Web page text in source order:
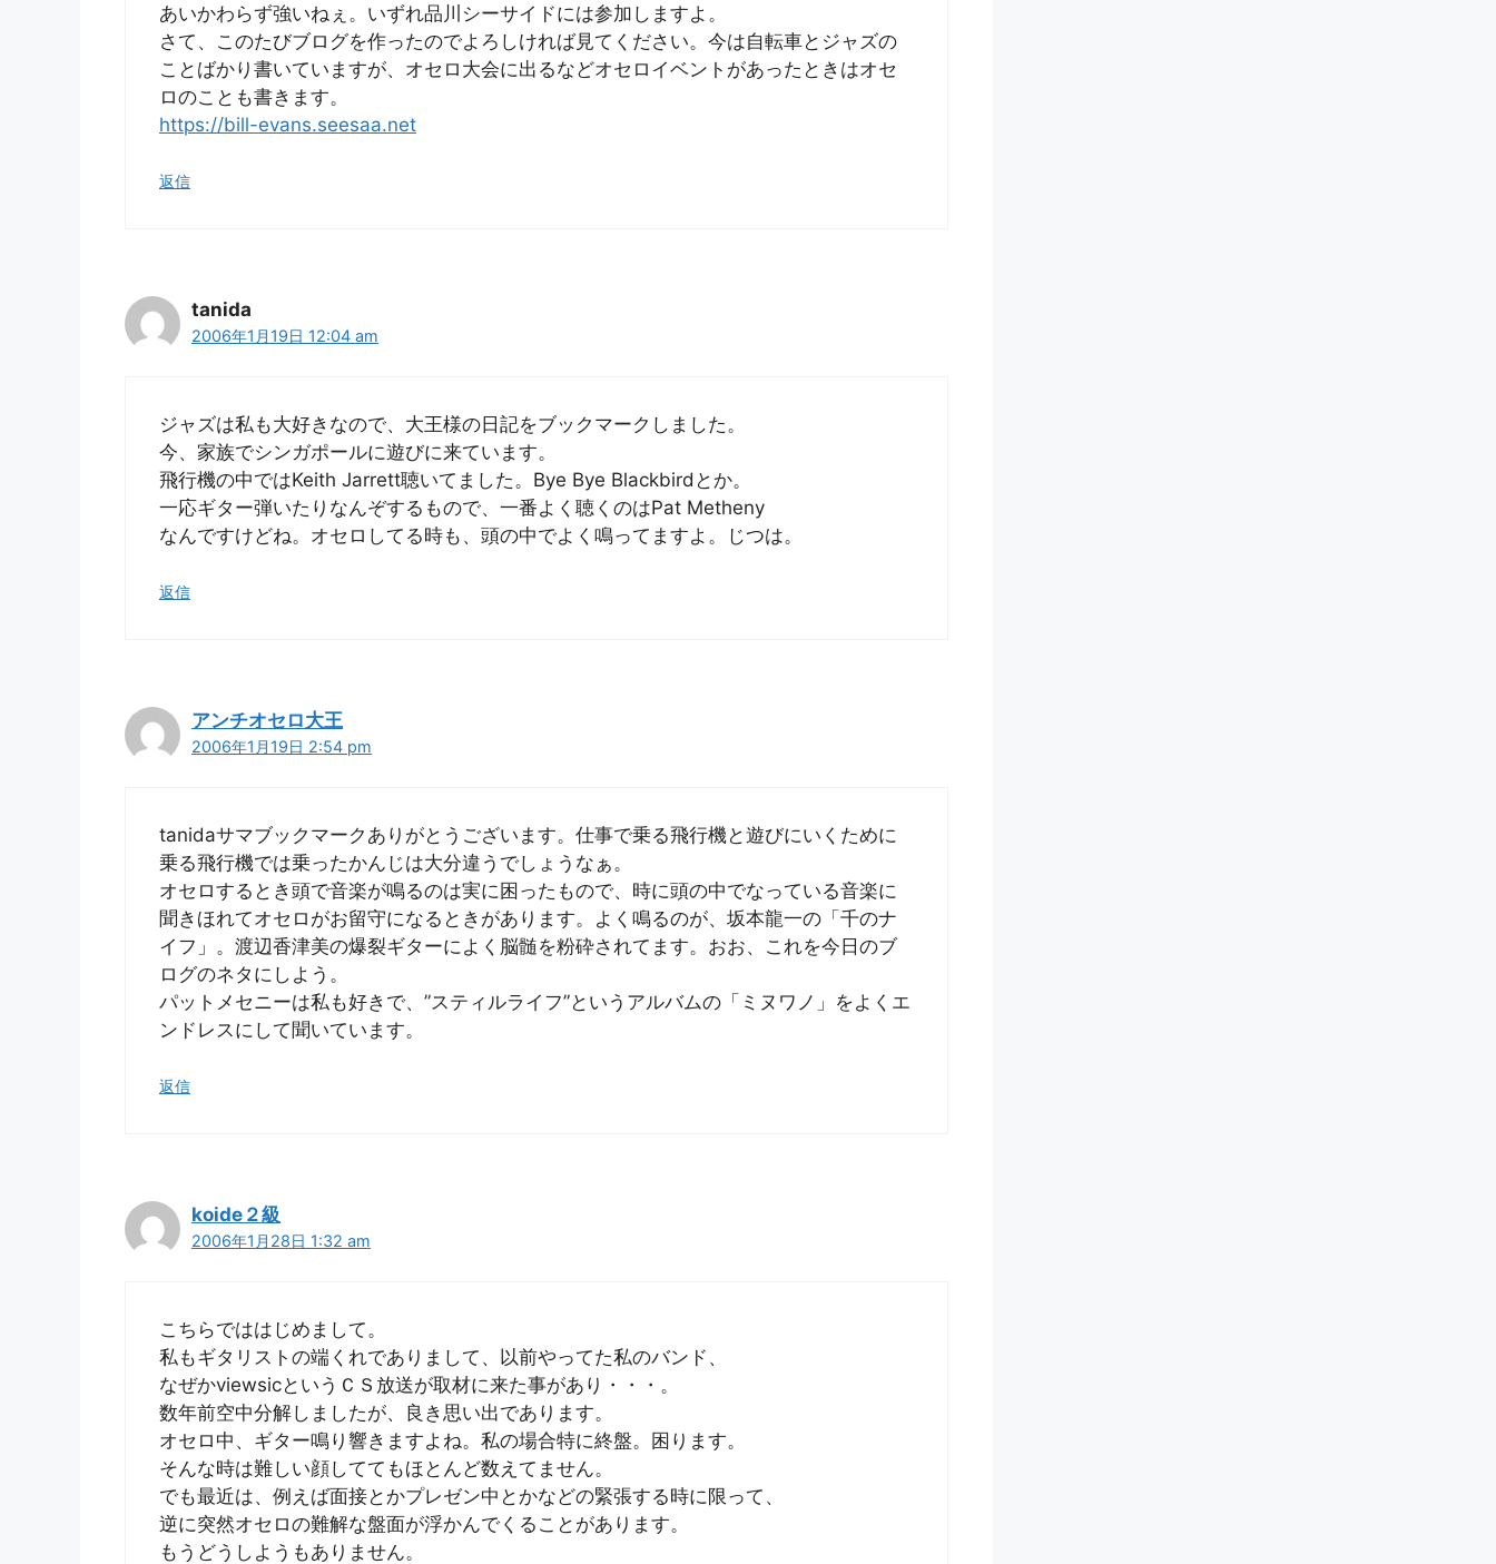
あいかわらず強いねぇ。いずれ品川シーサイドには参加しますよ。
さて、このたびブログを作ったのでよろしければ見てください。今は自転車とジャズの
ことばかり書いていますが、オセロ大会に出るなどオセロイベントがあったときはオセ
ロのことも書きます。
https://bill-evans.seesaa.net
返信
tanida
2006年1月19日 12:04 am
ジャズは私も大好きなので、大王様の日記をブックマークしました。
今、家族でシンガポールに遊びに来ています。
飛行機の中ではKeith Jarrett聴いてました。Bye Bye Blackbirdとか。
一応ギター弾いたりなんぞするもので、一番よく聴くのはPat Metheny
なんですけどね。オセロしてる時も、頭の中でよく鳴ってますよ。じつは。
返信
アンチオセロ大王
2006年1月19日 2:54 pm
tanidaサマブックマークありがとうございます。仕事で乗る飛行機と遊びにいくために
乗る飛行機では乗ったかんじは大分違うでしょうなぁ。
オセロするとき頭で音楽が鳴るのは実に困ったもので、時に頭の中でなっている音楽に
聞きほれてオセロがお留守になるときがあります。よく鳴るのが、坂本龍一の「千のナ
イフ」。渡辺香津美の爆裂ギターによく脳髄を粉砕されてます。おお、これを今日のブ
ログのネタにしよう。
パットメセニーは私も好きで、”スティルライフ”というアルバムの「ミヌワノ」をよくエ
ンドレスにして聞いています。
返信
koide２級
2006年1月28日 1:32 am
こちらでははじめまして。
私もギタリストの端くれでありまして、以前やってた私のバンド、
なぜかviewsicというＣＳ放送が取材に来た事があり・・・。
数年前空中分解しましたが、良き思い出であります。
オセロ中、ギター鳴り響きますよね。私の場合特に終盤。困ります。
そんな時は難しい顔しててもほとんど数えてません。
でも最近は、例えば面接とかプレゼン中とかなどの緊張する時に限って、
逆に突然オセロの難解な盤面が浮かんでくることがあります。
もうどうしようもありません。